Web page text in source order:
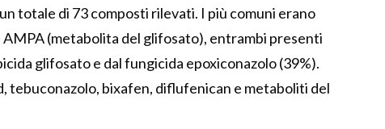
totale di 73 composti rilevati. I più comuni erano
(metabolita del glifosato), entrambi presenti
glifosato e dal fungicida epoxiconazolo (39%).
tebuconazolo, bixafen, diflufenican e metaboliti del